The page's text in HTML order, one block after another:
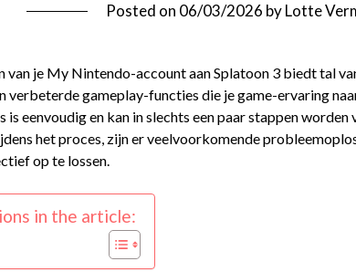
Posted on 06/03/2026 byLotte
van je My Nintendo-account aan Splatoon 3 biedt tal
verbeterde gameplay-functies die je game-ervaring
is eenvoudig en kan in slechts een paar stappen
het proces, zijn er veelvoorkomende
op te lossen.
in the article: